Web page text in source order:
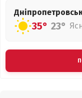
35° 23°